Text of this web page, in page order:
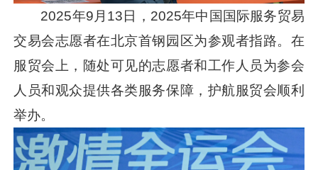
2025年9月13日，2025年中国国际服务贸易
交易会志愿者在北京首钢园区为参观者指路。在
服贸会上，随处可见的志愿者和工作人员为参会
人员和观众提供各类服务保障，护航服贸会顺利
举办。